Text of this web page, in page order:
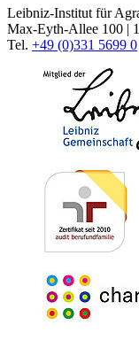
Leibniz-Institut für
Max-Eyth-Allee 100 |
Tel. +49 (0)331 5699 0